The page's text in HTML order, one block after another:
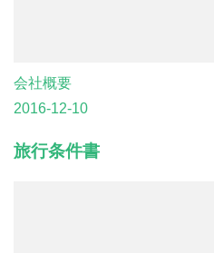
会社概要
2016-12-10
旅行条件書